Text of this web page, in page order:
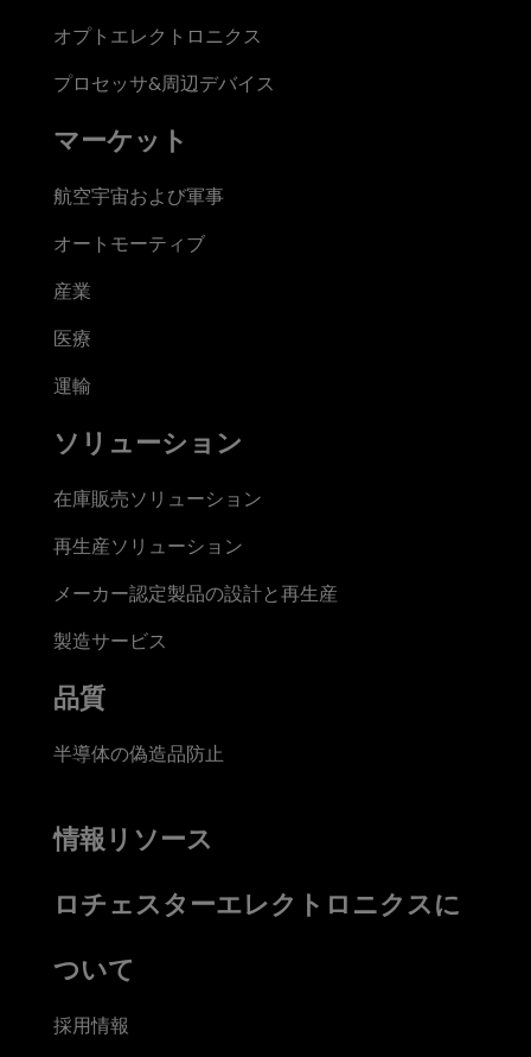
オプトエレクトロニクス
プロセッサ&周辺デバイス
マーケット
航空宇宙および軍事
オートモーティブ
産業
医療
運輸
ソリューション
在庫販売ソリューション
再生産ソリューション
メーカー認定製品の設計と再生産
製造サービス
品質
半導体の偽造品防止
情報リソース
ロチェスターエレクトロニクスに
ついて
採用情報